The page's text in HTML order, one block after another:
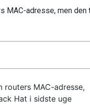
adresse, men
MAC-adresse,
Hat i sidste uge